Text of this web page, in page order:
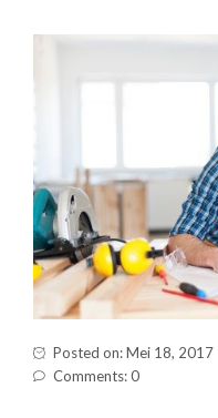
Posted on: Mei 18, 2017
Comments: 0